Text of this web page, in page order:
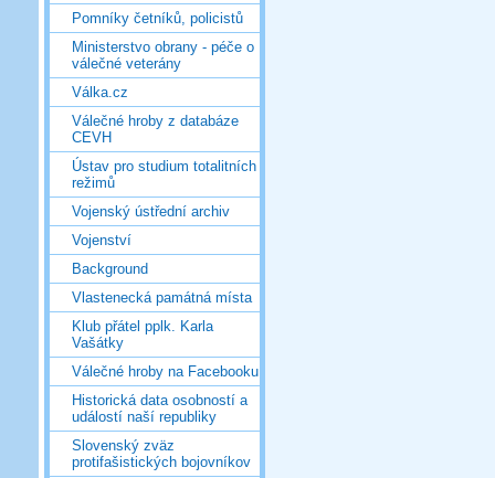
Pomníky četníků, policistů
Ministerstvo obrany - péče o
válečné veterány
Válka.cz
Válečné hroby z databáze
CEVH
Ústav pro studium totalitních
režimů
Vojenský ústřední archiv
Vojenství
Background
Vlastenecká památná místa
Klub přátel pplk. Karla
Vašátky
Válečné hroby na Facebooku
Historická data osobností a
událostí naší republiky
Slovenský zväz
protifašistických bojovníkov